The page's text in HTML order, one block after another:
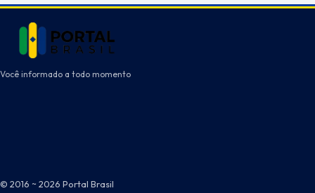
Você informado a todo momento
© 2016 ~ 2026 Portal Brasil